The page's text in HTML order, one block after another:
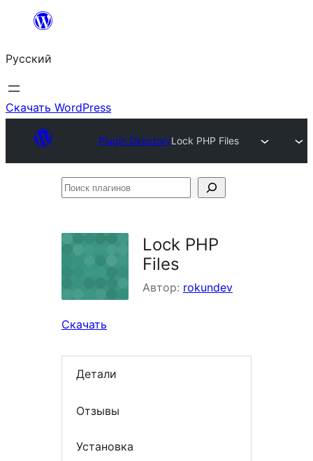
Перейти
содержимому
Русский
Скачать WordPress
Plugin DirectoryLock PHP Files
Поиск
Lock PHP
Files
Автор: rokundev
Скачать
Детали
Отзывы
Установка